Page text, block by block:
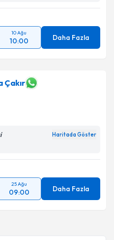
10 Ağu
10:00 Daha Fazla
Çakır
Haritada Göster
25 Ağu
09:00 Daha Fazla